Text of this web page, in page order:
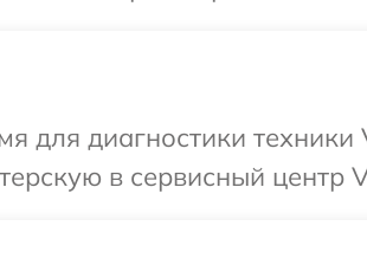
для диагностики
в сервисный центр